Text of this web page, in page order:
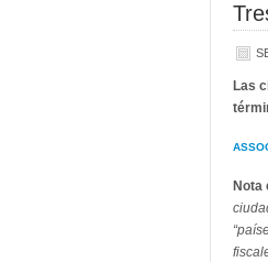
Las
Nota